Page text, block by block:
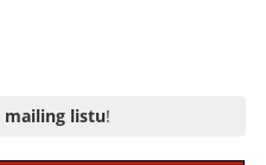
mailing listu!